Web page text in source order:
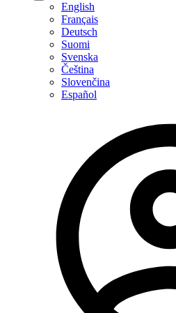
English
Français
Deutsch
Suomi
Svenska
Čeština
Slovenčina
Español